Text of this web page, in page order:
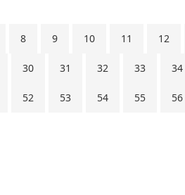
8 9 10 11 12
30 31 32 33 34
52 53 54 55 56